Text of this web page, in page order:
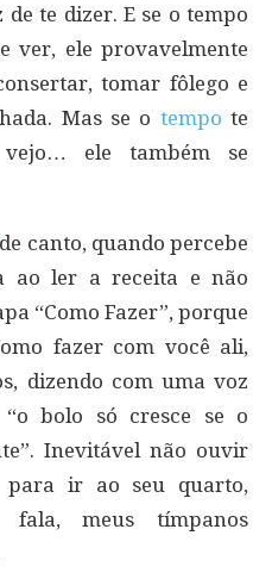
te dizer. E se o tempo
ver, ele provavelmente
tomar fôlego e
Mas se o tempo te
ele também se
de canto, quando percebe
ao ler a receita e não
“Como Fazer”, porque
fazer com você ali,
dizendo com uma voz
“o bolo só cresce se o
Inevitável não ouvir
para ir ao seu quarto,
fala, meus tímpanos